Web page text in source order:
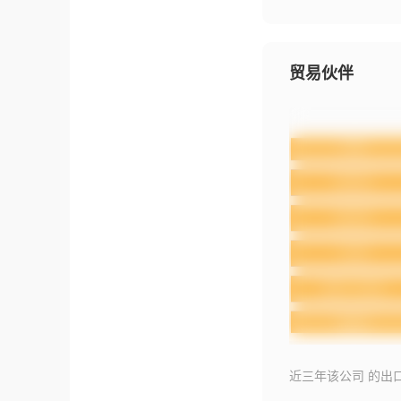
贸易伙伴
近三年该公司 的出